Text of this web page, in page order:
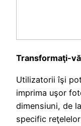
Transformaţi-
Utilizatorii îşi
imprima uşor
dimensiuni, de
specific